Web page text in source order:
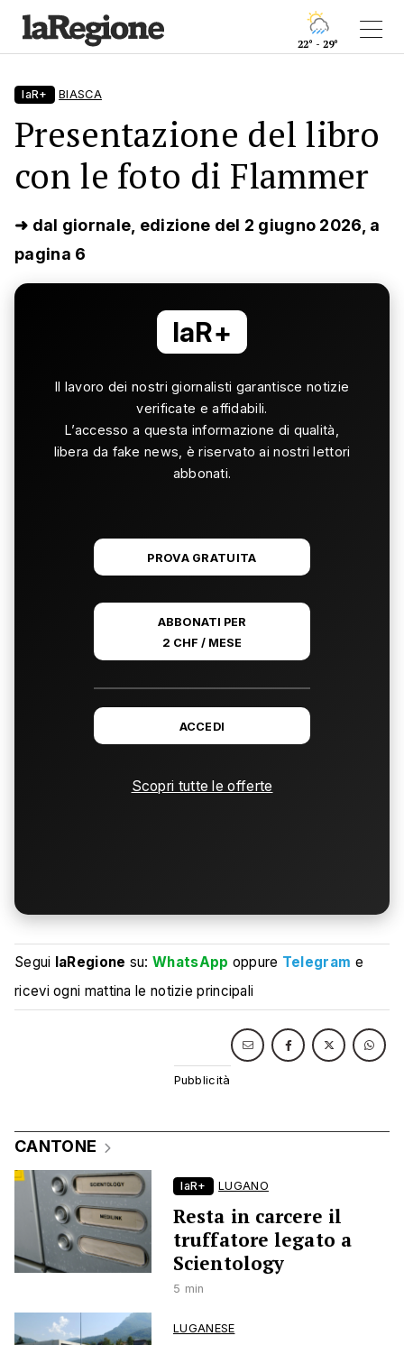
22° - 29°
laR+ BIASCA
Presentazione del libro
con le foto di Flammer
➜ dal giornale, edizione del 2 giugno 2026, a
pagina 6
laR+
Il lavoro dei nostri giornalisti garantisce notizie
verificate e affidabili.
L’accesso a questa informazione di qualità,
libera da fake news, è riservato ai nostri lettori
abbonati.
PROVA GRATUITA
ABBONATI PER
2 CHF / MESE
ACCEDI
Scopri tutte le offerte
Segui laRegione su:WhatsApp oppure Telegram e
ricevi ogni mattina le notizie principali
CANTONE
laR+ LUGANO
Resta in carcere il
truffatore legato a
Scientology
5 min
LUGANESE